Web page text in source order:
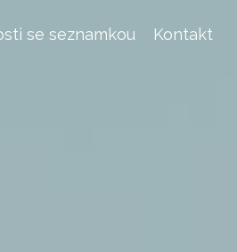
se seznamkou Kontakt